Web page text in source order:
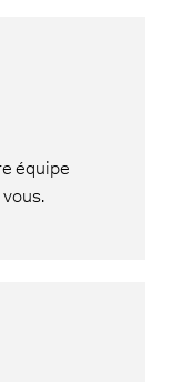
équipe